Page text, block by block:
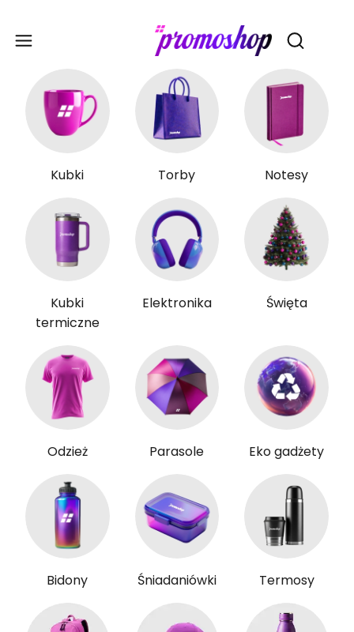
Otwórz
Kubki Torby Notesy
Kubki
termiczne
Elektronika Święta
Odzież Parasole Eko gadżety
Bidony Śniadaniówki Termosy